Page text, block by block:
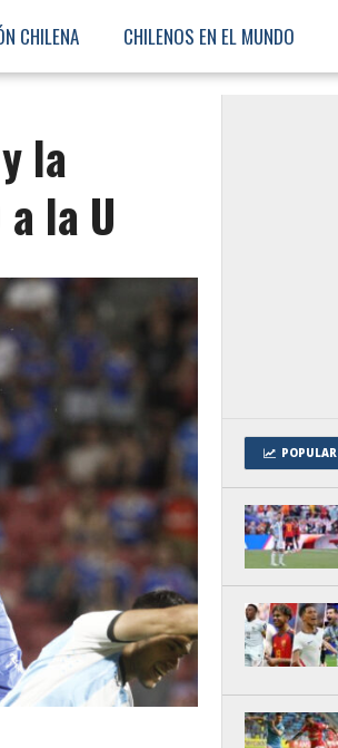
CHILENA CHILENOS EN EL MUNDO
la
la U
POPULAR